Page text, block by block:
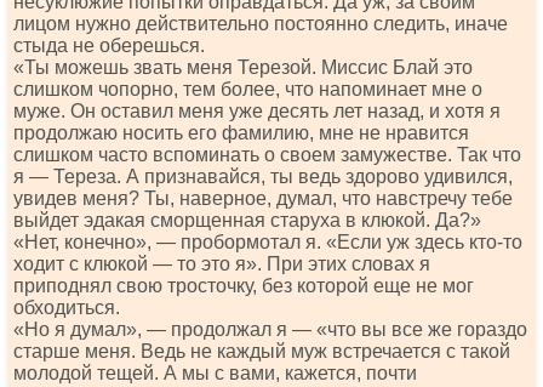
лицом нужно действительно постоянно следить, иначе
стыда не оберешься.
«Ты можешь звать меня Терезой. Миссис Блай это
слишком чопорно, тем более, что напоминает мне о
муже. Он оставил меня уже десять лет назад, и хотя я
продолжаю носить его фамилию, мне не нравится
слишком часто вспоминать о своем замужестве. Так что
я — Тереза. А признавайся, ты ведь здорово удивился,
увидев меня? Ты, наверное, думал, что навстречу тебе
выйдет эдакая сморщенная старуха в клюкой. Да?»
«Нет, конечно», — пробормотал я. «Если уж здесь кто-то
ходит с клюкой — то это я». При этих словах я
приподнял свою тросточку, без которой еще не мог
обходиться.
«Но я думал», — продолжал я — «что вы все же гораздо
старше меня. Ведь не каждый муж встречается с такой
молодой тещей. А мы с вами, кажется, почти